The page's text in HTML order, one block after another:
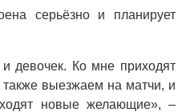
серьёзно и планирует
девочек. Ко мне приходят
также выезжаем на матчи, и
новые желающие», –